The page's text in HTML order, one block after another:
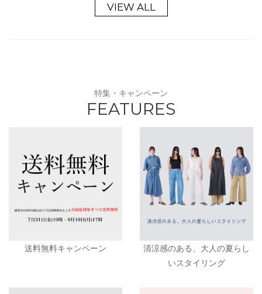
VIEW ALL
特集・キャンペーン
FEATURES
送料無料キャンペーン
清涼感のある、大人の夏らし
いスタイリング